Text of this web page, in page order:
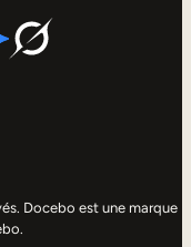
Docebo est une marque